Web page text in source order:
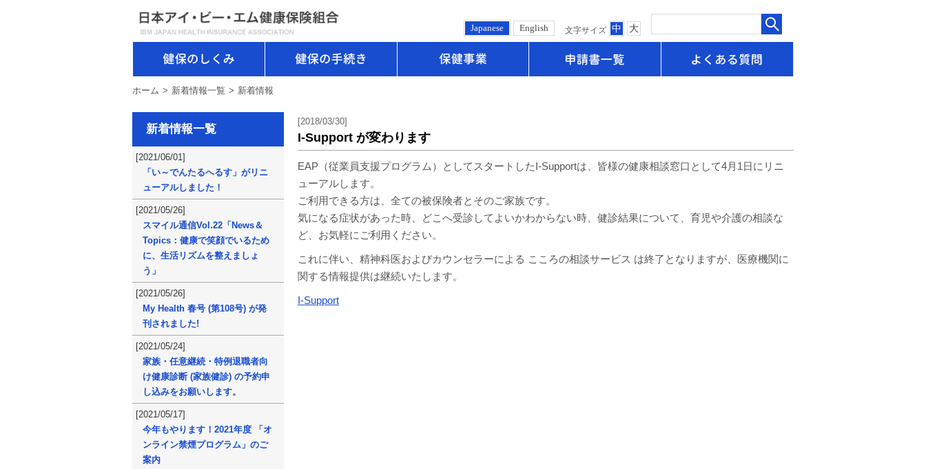
Japanese English 文字サイズ 中 大
健保のしくみ
ホーム 新着情報一覧 新着情報
[2018/03/30]
I-Support が変わります
EAP（従業員支援プログラム）としてスタートしたI-Supportは、皆様の健康相談窓口として4月1日にリニ
ューアルします。
ご利用できる方は、全ての被保険者とそのご家族です。
気になる症状があった時、どこへ受診してよいかわからない時、健診結果について、育児や介護の相談な
ど、お気軽にご利用ください。
これに伴い、精神科医およびカウンセラーによる こころの相談サービス は終了となりますが、医療機関に
関する情報提供は継続いたします。
I-Support
新着情報一覧
[2021/06/01]
「い～でんたるへるす」がリニ
ューアルしました！
[2021/05/26]
スマイル通信Vol.22「News＆
Topics：健康で笑顔でいるため
に、生活リズムを整えましょ
う」
[2021/05/26]
My Health 春号 (第108号) が発
刊されました!
[2021/05/24]
家族・任意継続・特例退職者向
け健康診断 (家族健診) の予約申
し込みをお願いします。
[2021/05/17]
今年もやります！2021年度 「オ
ンライン禁煙プログラム」のご
案内